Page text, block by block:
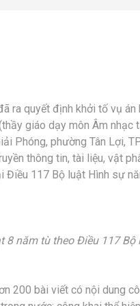
ra quyết định khởi tố vụ án
giáo dạy môn Âm nhạc
Phóng, phường Tân Lợi,
thông tin, tài liệu, vật
Điều 117 Bộ luật Hình sự
năm tù theo Điều 117 Bộ
200 bài viết có nội dung